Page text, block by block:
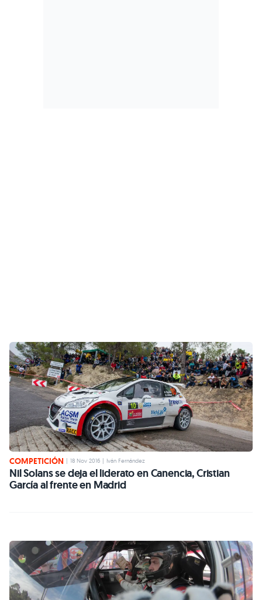
COMPETICIÓN 18 Nov 2016 Iván Fernández
Nil Solans se deja el liderato en Canencia, Cristian
García al frente en Madrid